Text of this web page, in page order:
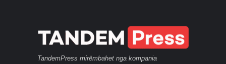
TandemPress mirëmbahet nga kompania